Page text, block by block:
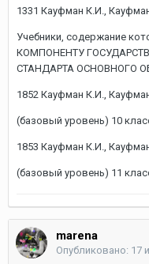
1331 Кауфман К.И.,
Учебники, содержание
КОМПОНЕНТУ
СТАНДАРТА ОСНОВНОГО
1852 Кауфман К.И.,
(базовый уровень) 10
1853 Кауфман К.И.,
(базовый уровень) 11
marena
Опубликовано: 17